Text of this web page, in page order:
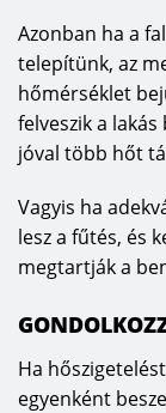
Azonban ha a
telepítünk, az
hőmérséklet
felveszik a
jóval több hőt
Vagyis ha
lesz a fűtés, és
megtartják a
Ha
egyenként